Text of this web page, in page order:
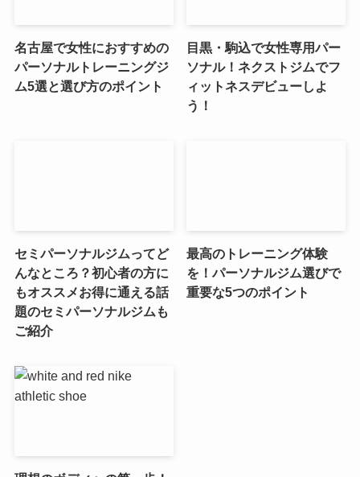
名古屋で女性におすすめの
パーソナルトレーニングジ
ム5選と選び方のポイント
目黒・駒込で女性専用パー
ソナル！ネクストジムでフ
ィットネスデビューしよ
う！
セミパーソナルジムってど
んなところ？初心者の方に
もオススメお得に通える話
題のセミパーソナルジムも
ご紹介
最高のトレーニング体験
を！パーソナルジム選びで
重要な5つのポイント